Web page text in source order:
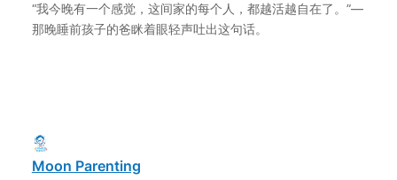
“我今晚有一个感觉，这间家的每个人，都越活越自在了。”—
那晚睡前孩子的爸眯着眼轻声吐出这句话。
Moon Parenting